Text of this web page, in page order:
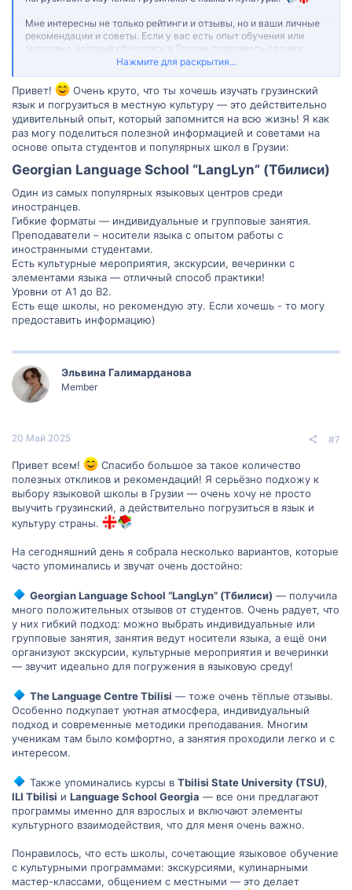
Мне интересны не только рейтинги и отзывы, но и ваши личные
рекомендации и советы. Если у вас есть опыт обучения или
знакомые, которые обучались в Грузии, поделитесь своими
впечатлениями и расскажите, что сделало ваш опыт обучения
особенным. Ваша помощь очень ценна для меня!
Нажмите для раскрытия...
Привет!
Очень круто, что ты хочешь изучать грузинский
язык и погрузиться в местную культуру — это действительно
удивительный опыт, который запомнится на всю жизнь! Я как
раз могу поделиться полезной информацией и советами на
основе опыта студентов и популярных школ в Грузии:
Georgian Language School “LangLyn” (Тбилиси)
Один из самых популярных языковых центров среди
иностранцев.
Гибкие форматы — индивидуальные и групповые занятия.
Преподаватели – носители языка с опытом работы с
иностранными студентами.
Есть культурные мероприятия, экскурсии, вечеринки с
элементами языка — отличный способ практики!
Уровни от A1 до B2.
Есть еще школы, но рекомендую эту. Если хочешь - то могу
предоставить информацию)
Эльвина Галимарданова
Member
20 Май 2025 #7
Привет всем!
Спасибо большое за такое количество
полезных откликов и рекомендаций! Я серьёзно подхожу к
выбору языковой школы в Грузии — очень хочу не просто
выучить грузинский, а действительно погрузиться в язык и
культуру страны.
На сегодняшний день я собрала несколько вариантов, которые
часто упоминались и звучат очень достойно:
Georgian Language School “LangLyn” (Тбилиси) — получила
много положительных отзывов от студентов. Очень радует, что
у них гибкий подход: можно выбрать индивидуальные или
групповые занятия, занятия ведут носители языка, а ещё они
организуют экскурсии, культурные мероприятия и вечеринки
— звучит идеально для погружения в языковую среду!
The Language Centre Tbilisi — тоже очень тёплые отзывы.
Особенно подкупает уютная атмосфера, индивидуальный
подход и современные методики преподавания. Многим
ученикам там было комфортно, а занятия проходили легко и с
интересом.
Также упоминались курсы вTbilisi State University (TSU),
ILI Tbilisi и Language School Georgia — все они предлагают
программы именно для взрослых и включают элементы
культурного взаимодействия, что для меня очень важно.
Понравилось, что есть школы, сочетающие языковое обучение
с культурными программами: экскурсиями, кулинарными
мастер-классами, общением с местными — это делает